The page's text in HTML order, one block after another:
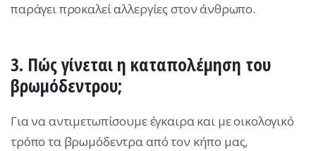
παράγει προκαλεί αλλεργίες στον άνθρωπο.
3. Πώς γίνεται η καταπολέμηση του
βρωμόδεντρου;
Για να αντιμετωπίσουμε έγκαιρα και με οικολογικό
τρόπο τα βρωμόδεντρα από τον κήπο μας,